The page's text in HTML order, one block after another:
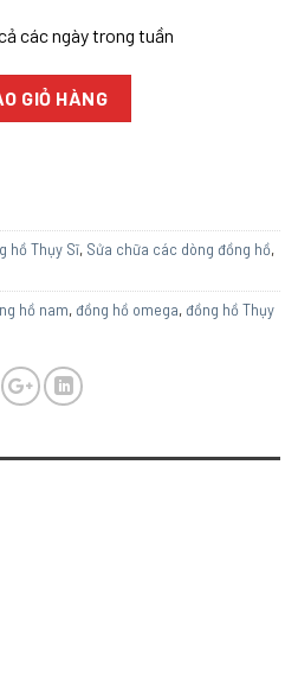
các ngày trong tuần
GIỎ HÀNG
hồ Thụy Sĩ, Sửa chữa các dòng đồng hồ,
hồ nam,đồng hồ omega,đồng hồ Thụy